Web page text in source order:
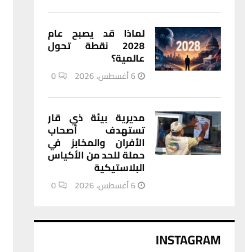
لماذا قد يصبح عام
2028 نقطة تحول
عالمية؟
6 أغسطس، 2026 0
مديرية بيئة ذي قار
تستهدف أصحاب
الأفران والمخابز في
حملة للحد من الأكياس
البلاستيكية
6 أغسطس، 2026 0
INSTAGRAM